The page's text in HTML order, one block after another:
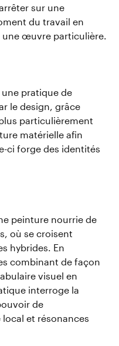
sur une
du travail en
une œuvre particulière.
une pratique de
le design, grâce
particulièrement
matérielle afin
ci forge des identités
peinture nourrie de
où se croisent
hybrides. En
combinant de façon
visuel en
interroge la
de
et résonances